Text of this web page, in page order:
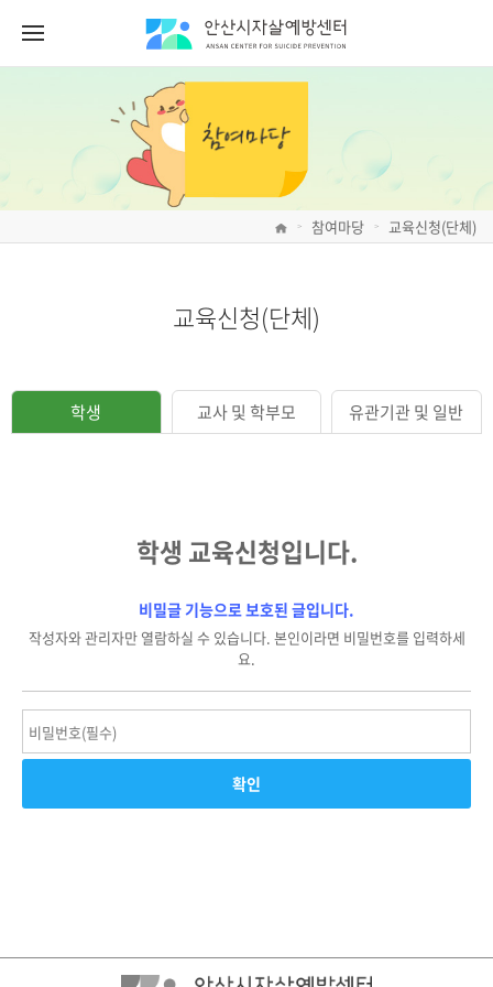
> 참여마당 > 교육신청(단체)
교육신청(단체)
학생 교사 및 학부모 유관기관 및 일반
학생 교육신청입니다.
비밀글 기능으로 보호된 글입니다.
작성자와 관리자만 열람하실 수 있습니다. 본인이라면 비밀번호를 입력하세
요.